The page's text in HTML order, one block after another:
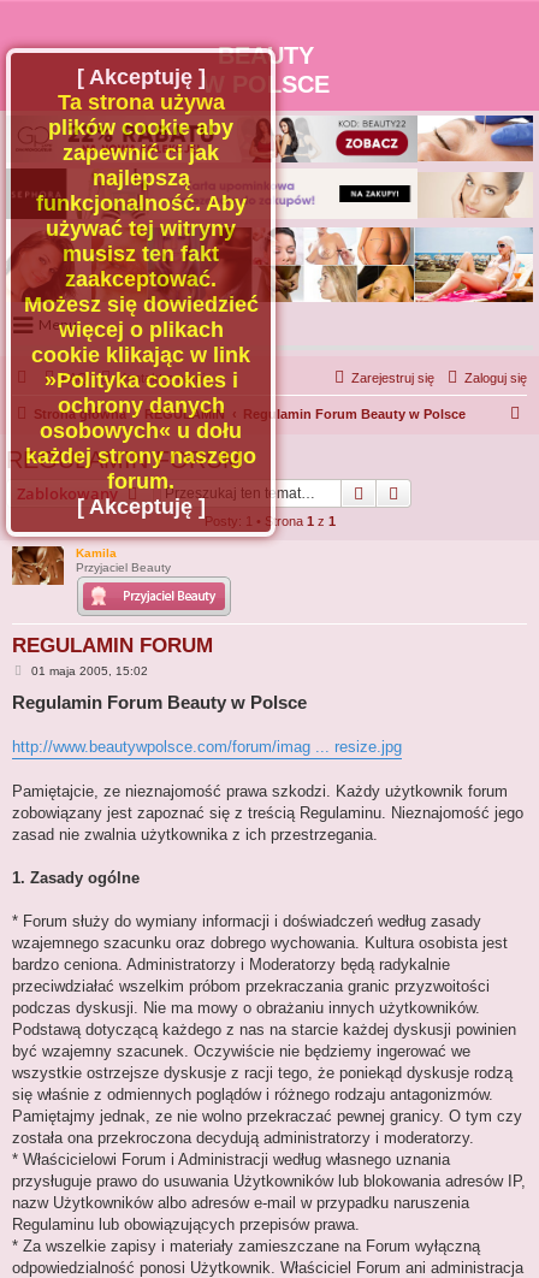
BEAUTY
W POLSCE
Menu
Portal
Facebook
Regulamin
Zapytaj administratora
Kontakt
FAQ Kontakt z nami Zaloguj się
Zarejestruj się
Strona główna REGULAMIN Regulamin Forum Beauty w Polsce
REGULAMIN FORUM
Zablokowany Szukaj
Posty: 1 • Strona 1 z 1
Kamila
Przyjaciel Beauty
REGULAMIN FORUM
P
s
t
01 maja 2005, 15:02
Regulamin Forum Beauty w Polsce
http://www.beautywpolsce.com/forum/imag ... resize.jpg
Pamiętajcie, ze nieznajomość prawa szkodzi. Każdy użytkownik forum
zobowiązany jest zapoznać się z treścią Regulaminu. Nieznajomość jego
zasad nie zwalnia użytkownika z ich przestrzegania.
1. Zasady ogólne
* Forum służy do wymiany informacji i doświadczeń według zasady
wzajemnego szacunku oraz dobrego wychowania. Kultura osobista jest
bardzo ceniona. Administratorzy i Moderatorzy będą radykalnie
przeciwdziałać wszelkim próbom przekraczania granic przyzwoitości
podczas dyskusji. Nie ma mowy o obrażaniu innych użytkowników.
Podstawą dotyczącą każdego z nas na starcie każdej dyskusji powinien
być wzajemny szacunek. Oczywiście nie będziemy ingerować we
wszystkie ostrzejsze dyskusje z racji tego, że poniekąd dyskusje rodzą
się właśnie z odmiennych poglądów i różnego rodzaju antagonizmów.
Pamiętajmy jednak, ze nie wolno przekraczać pewnej granicy. O tym czy
została ona przekroczona decydują administratorzy i moderatorzy.
* Właścicielowi Forum i Administracji według własnego uznania
przysługuje prawo do usuwania Użytkowników lub blokowania adresów IP,
nazw Użytkowników albo adresów e-mail w przypadku naruszenia
Regulaminu lub obowiązujących przepisów prawa.
* Za wszelkie zapisy i materiały zamieszczane na Forum wyłączną
odpowiedzialność ponosi Użytkownik. Właściciel Forum ani administracja
[ Akceptuję ]
Ta strona używa
plików cookie aby
zapewnić ci jak
najlepszą
funkcjonalność. Aby
używać tej witryny
musisz ten fakt
zaakceptować.
Możesz się dowiedzieć
więcej o plikach
cookie klikając w link
»Polityka cookies i
ochrony danych
osobowych« u dołu
każdej strony naszego
forum.
[ Akceptuję ]